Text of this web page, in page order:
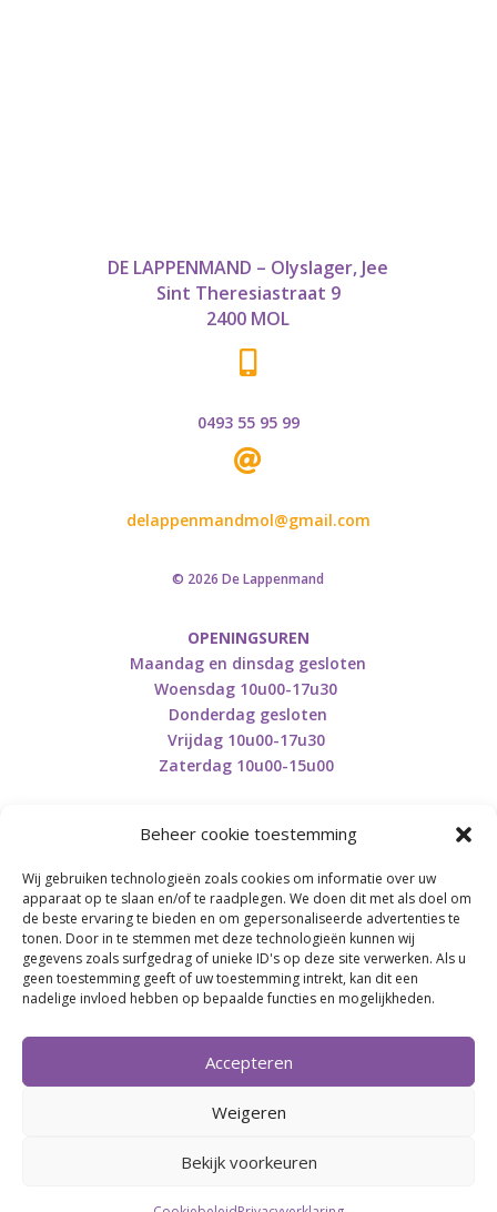
Beheer cookie toestemming
Wij gebruiken technologieën zoals cookies om informatie over uw
apparaat op te slaan en/of te raadplegen. We doen dit met als doel om
de beste ervaring te bieden en om gepersonaliseerde advertenties te
tonen. Door in te stemmen met deze technologieën kunnen wij
gegevens zoals surfgedrag of unieke ID's op deze site verwerken. Als u
geen toestemming geeft of uw toestemming intrekt, kan dit een
nadelige invloed hebben op bepaalde functies en mogelijkheden.
Accepteren
Weigeren
Bekijk voorkeuren
DE LAPPENMAND – Olyslager, Jee
Sint Theresiastraat 9
2400 MOL
0493 55 95 99

delappenmandmol@gmail.com
© 2026 De Lappenmand
OPENINGSUREN
Maandag en dinsdag gesloten
Woensdag 10u00-17u30
Donderdag gesloten
Vrijdag 10u00-17u30
Zaterdag 10u00-15u00
Retourneren en herroepen
BE0746.853.082
BREI- EN HAAK-ATELJEE
Momenteel on hold wegens medische reden.
Heropstart september.
Webdesign byConnection Communication